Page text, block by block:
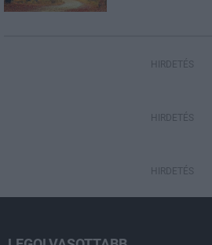
HIRDETÉS
HIRDETÉS
HIRDETÉS